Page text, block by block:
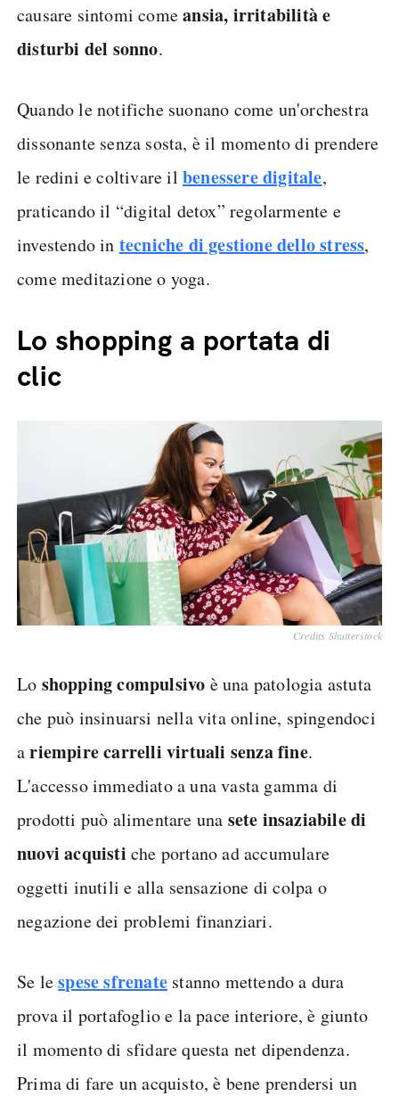
causare sintomi comeansia, irritabilità e
disturbi del sonno.
Quando le notifiche suonano come un'orchestra
dissonante senza sosta, è il momento di prendere
le redini e coltivare il benessere digitale,
praticando il “digital detox” regolarmente e
investendo in tecniche di gestione dello stress,
come meditazione o yoga.
Lo shopping a portata di
clic
Credits Shutterstock
Lo shopping compulsivo è una patologia astuta
che può insinuarsi nella vita online, spingendoci
ariempire carrelli virtuali senza fine.
L'accesso immediato a una vasta gamma di
prodotti può alimentare una sete insaziabile di
nuovi acquisti che portano ad accumulare
oggetti inutili e alla sensazione di colpa o
negazione dei problemi finanziari.
Se lespese sfrenate stanno mettendo a dura
prova il portafoglio e la pace interiore, è giunto
il momento di sfidare questa net dipendenza.
Prima di fare un acquisto, è bene prendersi un